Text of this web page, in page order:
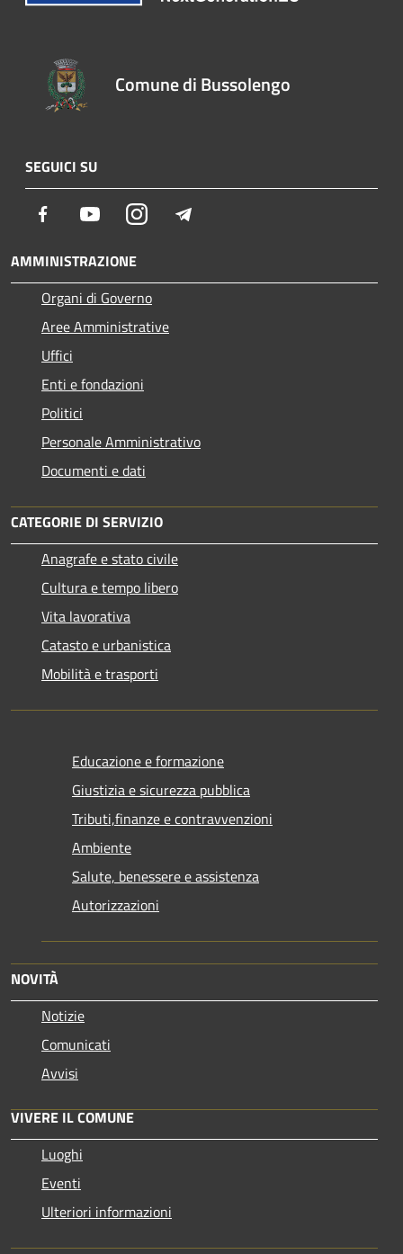
Comune di Bussolengo
SEGUICI SU
Facebook YoutubeInstagram
AMMINISTRAZIONE
Organi di Governo
Aree Amministrative
Uffici
Enti e fondazioni
Politici
Personale Amministrativo
Documenti e dati
CATEGORIE DI SERVIZIO
Anagrafe e stato civile
Cultura e tempo libero
Vita lavorativa
Catasto e urbanistica
Mobilità e trasporti
Educazione e formazione
Giustizia e sicurezza pubblica
Tributi,finanze e contravvenzioni
Ambiente
Salute, benessere e assistenza
Autorizzazioni
NOVITÀ
Notizie
Comunicati
Avvisi
VIVERE IL COMUNE
Luoghi
Eventi
Ulteriori informazioni